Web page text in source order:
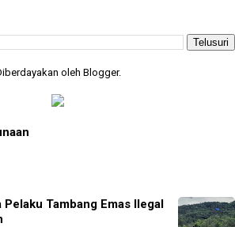
oleh Blogger.
Pelaku Tambang Emas Ilegal